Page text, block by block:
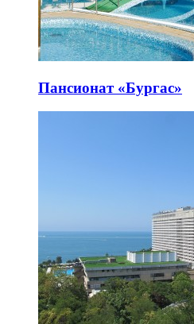
Пансионат «Бургас»